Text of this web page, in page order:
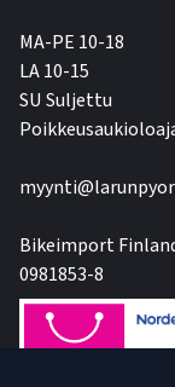
MA-PE 10-18
LA 10-15
SU Suljettu
Bikeimport
0981853-8